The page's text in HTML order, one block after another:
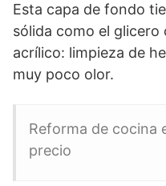
Esta capa de fondo
sólida como el glicero
acrílico: limpieza de
muy poco olor.
Reforma de cocina
precio